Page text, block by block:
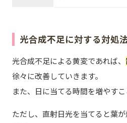
光合成不足に対する対処
光合成不足による黄変であれば、
徐々に改善していきます。
また、日に当てる時間を増やすこ
ただし、直射日光を当てると葉